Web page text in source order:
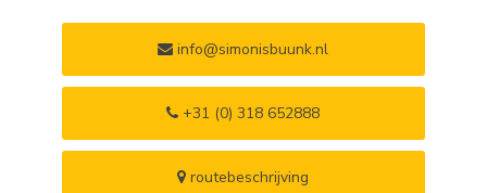
info@simonisbuunk.nl
+31 (0) 318 652888
routebeschrijving